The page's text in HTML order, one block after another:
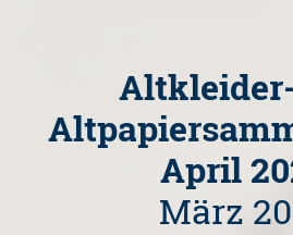
April
März